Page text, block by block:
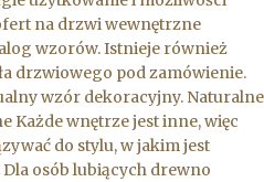
na drzwi wewnętrzne
wzorów. Istnieje również
drzwiowego pod zamówienie.
wzór dekoracyjny. Naturalne
Każde wnętrze jest inne, więc
do stylu, w jakim jest
osób lubiących drewno